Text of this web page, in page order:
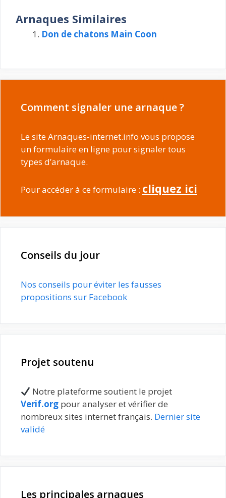
Arnaques Similaires
Don de chatons Main Coon
Comment signaler une arnaque ?
Le site Arnaques-internet.info vous propose
un formulaire en ligne pour signaler tous
types d’arnaque.
Pour accéder à ce formulaire : cliquez ici
Conseils du jour
Nos conseils pour éviter les fausses
propositions sur Facebook
Projet soutenu
Notre plateforme soutient le projet
Verif.org pour analyser et vérifier de
nombreux sites internet français. Dernier site
validé
Les principales arnaques